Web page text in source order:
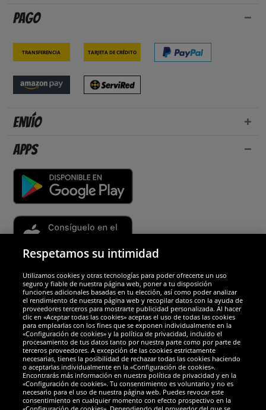
Pago
Transferencia Tarjeta de crédito
Envío
Apps
Socios y seguridad
Galardones
Respetamos su intimidad
Utilizamos cookies y otras tecnologías para poder ofrecerte un uso
seguro y fiable de nuestra página web, poner a tu disposición
funciones adicionales basadas en tu elección, así como poder analizar
el rendimiento de nuestra página web y recopilar datos con la ayuda de
proveedores terceros para mostrarte publicidad personalizada. Al hacer
clic en «Aceptar todas las cookies» aceptas el uso de todas las cookies
para emplearlas con los fines que se exponen individualmente en la
«Configuración de cookies» y la política de privacidad, incluido el
procesamiento de tus datos tanto por nuestra parte como por parte de
terceros proveedores. A excepción de las cookies estrictamente
necesarias, tienes la posibilidad de rechazar todas las cookies haciendo
o aceptarlas individualmente en la «Configuración de cookies».
Encontrarás más información en nuestra política de privacidad y en la
«Configuración de cookies». Tu consentimiento es voluntario y no es
necesario para el uso de nuestra página web. Puedes revocar este
consentimiento en cualquier momento con efecto prospectivo en la